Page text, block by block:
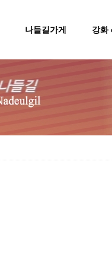
나들길가게 강화